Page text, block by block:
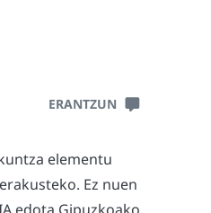
ERANTZUN
elementu
Ez nuen